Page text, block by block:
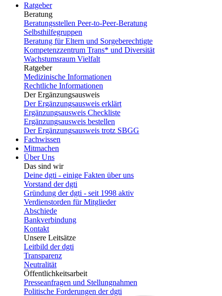
Ratgeber
Beratung
Beratungsstellen Peer-to-Peer-Beratung
Selbsthilfegruppen
Beratung für Eltern und Sorgeberechtigte
Kompetenzzentrum Trans* und Diversität
Wachstumsraum Vielfalt
Ratgeber
Medizinische Informationen
Rechtliche Informationen
Der Ergänzungsausweis
Der Ergänzungsausweis erklärt
Ergänzungsausweis Checkliste
Ergänzungsausweis bestellen
Der Ergänzungsausweis trotz SBGG
Fachwissen
Mitmachen
Über Uns
Das sind wir
Deine dgti - einige Fakten über uns
Vorstand der dgti
Gründung der dgti - seit 1998 aktiv
Verdienstorden für Mitglieder
Abschiede
Bankverbindung
Kontakt
Unsere Leitsätze
Leitbild der dgti
Transparenz
Neutralität
Öffentlichkeitsarbeit
Presseanfragen und Stellungnahmen
Politische Forderungen der dgti